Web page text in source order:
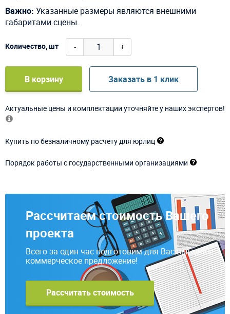
Важно: Указанные размеры являются внешними
габаритами сцены.
Количество, шт - +
В корзину Заказать в 1 клик
Актуальные цены и комплектации уточняйте у наших экспертов!
Купить по безналичному расчету для юрлиц
Порядок работы с государственными организациями
Рассчитаем стоимость Вашего
проекта
Всего за один час подготовим для Вас выгодное
коммерческое предложение!
Рассчитать стоимость